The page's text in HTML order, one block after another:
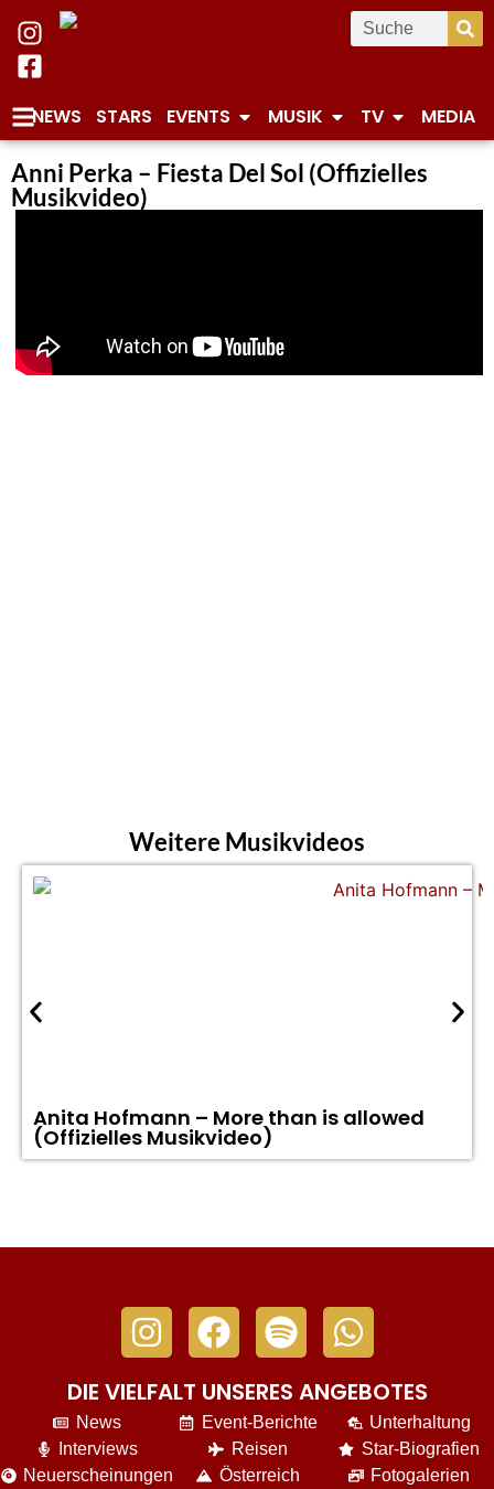
NEWS STARS EVENTS MUSIK TV MEDIA
Anni Perka – Fiesta Del Sol (Offizielles
Musikvideo)
Weitere Musikvideos
Anita Hofmann – More than is allowed
(Offizielles Musikvideo)
DIE VIELFALT UNSERES ANGEBOTES
News
Interviews
Neuerscheinungen
Event-Berichte
Reisen
Österreich
Unterhaltung
Star-Biografien
Fotogalerien